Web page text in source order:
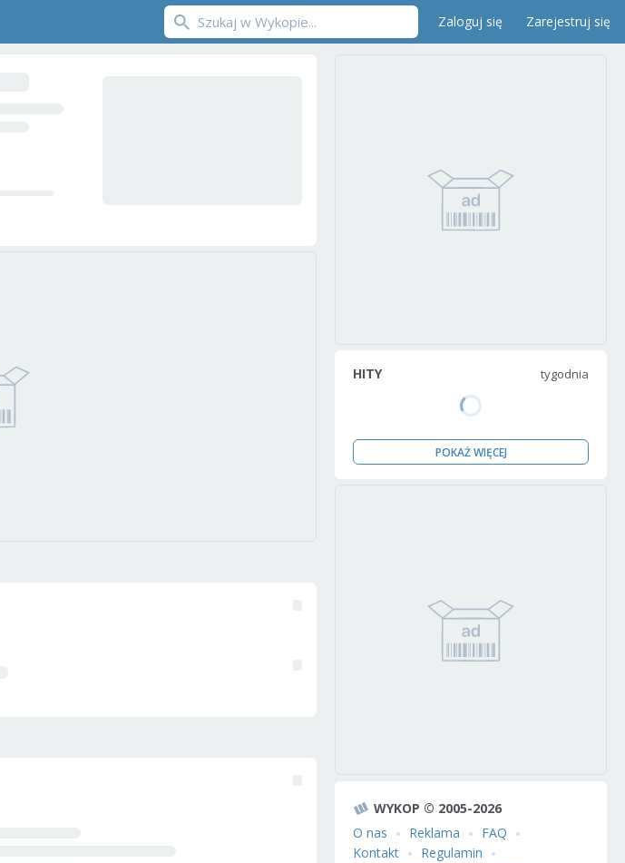
Zaloguj się Zarejestruj się
HITY tygodnia
POKAŻ WIĘCEJ
WYKOP © 2005-2026
O nas
Reklama
FAQ
Kontakt
Regulamin